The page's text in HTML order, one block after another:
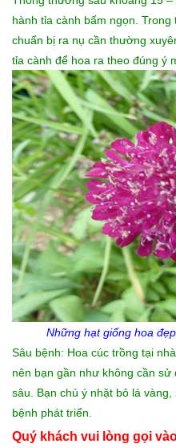
hành tỉa cành bấm ngọn.
chuẩn bị ra nụ cần thường
tỉa cành để hoa ra theo đúng ý
Những hạt giống hoa đẹp
Sâu bệnh: Hoa cúc trồng tại
nên bạn gần như không cần
sâu. Bạn chú ý nhặt bỏ lá
bệnh phát triển.
Quý khách vui lòng gọi